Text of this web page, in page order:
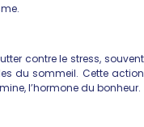
contre le stress, souvent
du sommeil. Cette action
l’hormone du bonheur.